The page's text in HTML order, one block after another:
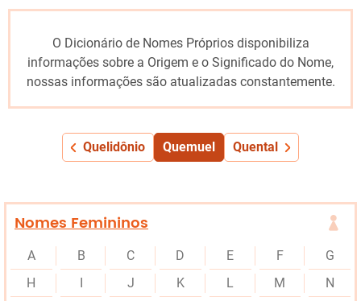
O Dicionário de Nomes Próprios disponibiliza
informações sobre a Origem e o Significado do Nome,
nossas informações são atualizadas constantemente.
Quelidônio Quemuel Quental
Nomes Femininos
A B C D E F
G
H
I J K L M
N